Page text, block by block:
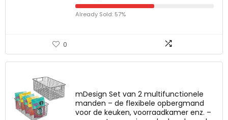
Already Sold: 57%
0
mDesign Set van 2 multifunctionele
manden – de flexibele opbergmand
voor de keuken, voorraadkamer enz. –